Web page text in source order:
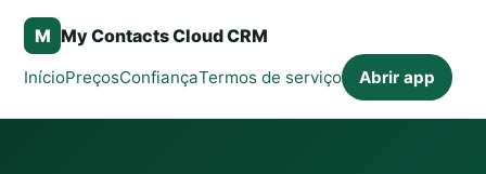
M My Contacts Cloud CRM
InícioPreçosConfiançaTermos de serviço Abrir app